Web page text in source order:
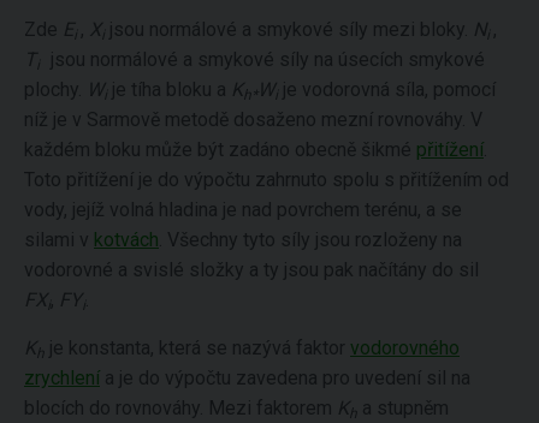
Zde Ei , Xi jsou normálové a smykové síly mezi bloky. Ni ,
Ti
jsou normálové a smykové síly na úsecích smykové
plochy. Wi je tíha bloku a Kh* Wi je vodorovná síla, pomocí
níž je v Sarmově metodě dosaženo mezní rovnováhy. V
každém bloku může být zadáno obecně šikmé přitížení
Toto přitížení je do výpočtu zahrnuto spolu s přitížením od
vody, jejíž volná hladina je nad povrchem terénu, a se
silami v kotvách . Všechny tyto síly jsou rozloženy na
vodorovné a svislé složky a ty jsou pak načítány do sil
FXi, FYi
Kh je konstanta, která se nazývá faktor vodorovného
zrychlení a je do výpočtu zavedena pro uvedení sil na
blocích do rovnováhy. Mezi faktorem Kh a stupněm